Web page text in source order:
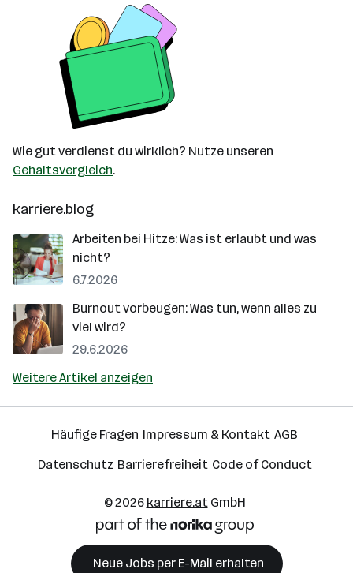
Wie gut verdienst du wirklich? Nutze unseren
Gehaltsvergleich.
karriere.blog
Arbeiten bei Hitze: Was ist erlaubt und was
nicht?
6.7.2026
Burnout vorbeugen: Was tun, wenn alles zu
viel wird?
29.6.2026
Weitere Artikel anzeigen
Häufige Fragen Impressum & Kontakt AGB
Datenschutz Barrierefreiheit Code of Conduct
© 2026 karriere.atGmbH
Neue Jobs per E-Mail erhalten